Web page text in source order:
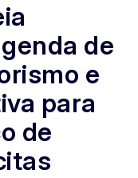
de
e
para
de